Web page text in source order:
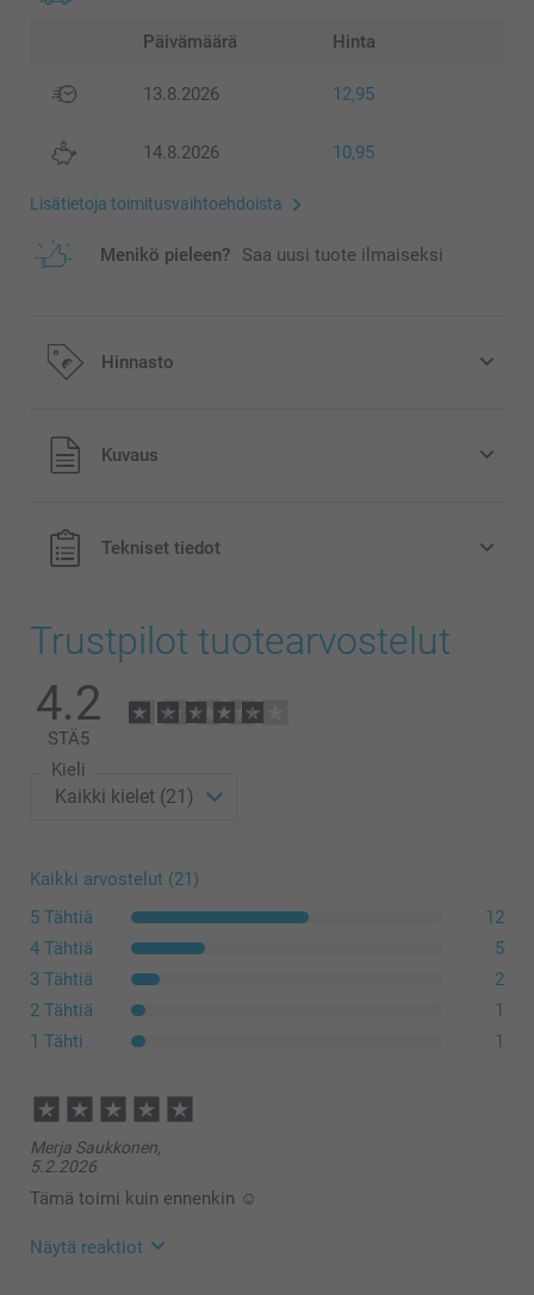
Päivämäärä Hinta
13.8.2026 12,95
14.8.2026 10,95
Lisätietoja toimitusvaihtoehdoista
Menikö pieleen? Saa uusi tuote ilmaiseksi
Hinnasto
Kaikki hinnat ovat euroina, sisältävät arvonlisäveron ja
eivät sisällä postikuluja.
Kuvaus
Tekniset tiedot
Trustpilot tuotearvostelut
4.2
STÄ5
Kieli
Kaikki arvostelut (21)
5 Tähtiä
12
4 Tähtiä
5
3 Tähtiä
2
2 Tähtiä
1
1 Tähti
1
Merja Saukkonen,
5.2.2026
Tämä toimi kuin ennenkin ☺️
Näytä reaktiot